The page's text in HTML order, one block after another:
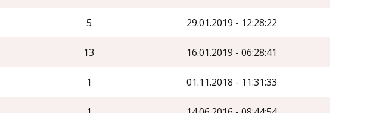
5 29.01.2019 - 12:28:22
13 16.01.2019 - 06:28:41
1 01.11.2018 - 11:31:33